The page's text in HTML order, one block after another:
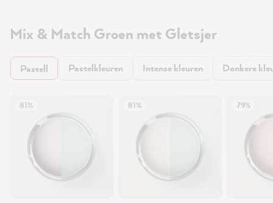
Mix & Match Groen met Gletsjer
Pastell Pastelkleuren Intense kleuren Donkere
81% 81% 79%